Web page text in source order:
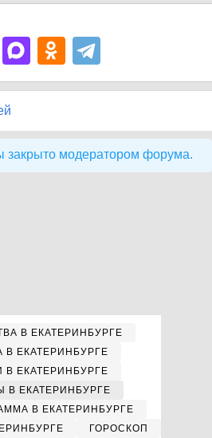
закрыто модератором форума.
В ЕКАТЕРИНБУРГЕ
В ЕКАТЕРИНБУРГЕ
В ЕКАТЕРИНБУРГЕ
В ЕКАТЕРИНБУРГЕ
В ЕКАТЕРИНБУРГЕ
ГОРОСКОП